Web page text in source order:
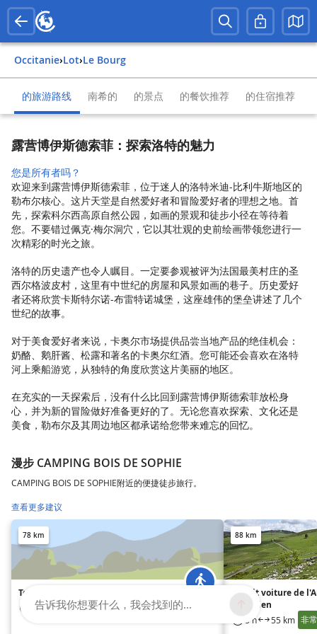
Occitanie› Lot› Le Bourg
的旅游路线 南希的 的景点 的餐饮推荐 的住宿推荐
露营博伊斯德索菲：探索洛特的魅力
您是所有者吗？
欢迎来到露营博伊斯德索菲，位于迷人的洛特米迪-比利牛斯地区的
勒布尔核心。这片天堂是自然爱好者和冒险爱好者的理想之地。首
先，探索科尔西高原自然公园，如画的景观和徒步小径在等待着
您。不要错过佩克·梅尔洞穴，它以其壮观的史前绘画带领您进行一
次精彩的时光之旅。
洛特的历史遗产也令人瞩目。一定要参观被评为法国最美村庄的圣
西尔格波皮村，这里有中世纪的房屋和风景如画的巷子。历史爱好
者还将欣赏卡斯特尔诺-布雷特诺城堡，这座雄伟的堡垒讲述了几个
世纪的故事。
对于美食爱好者来说，卡奥尔市场提供品尝当地产品的绝佳机会：
奶酪、鹅肝酱、松露和著名的卡奥尔红酒。您可能还会喜欢在洛特
河上乘船游览，从独特的角度欣赏这片美丽的地区。
在充实的一天探索后，没有什么比回到露营博伊斯德索菲放松身
心，并为新的冒险做好准备更好的了。无论您喜欢探索、文化还是
美食，勒布尔及其周边地区都承诺给您带来难忘的回忆。
漫步 CAMPING BOIS DE SOPHIE
CAMPING BOIS DE SOPHIE附近的便捷徒步旅行。
查看更多建议
78 km
Tour du Plomb du Cantal
4 h 12 km 困难
88 km
Circuit voiture de
Cantalien
3 h 55 km 非
告诉我你想要什么，我会找到的...